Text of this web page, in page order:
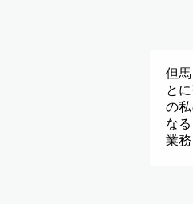
但
と
の
な
業